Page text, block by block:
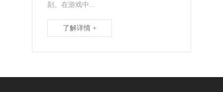
刻。在游戏中...
了解详情 +